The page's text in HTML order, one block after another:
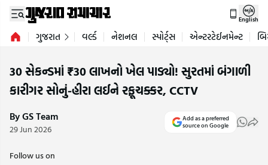
English
ગુજરાત વર્લ્ડ નેશનલ સ્પોર્ટ્સ એન્ટરટેઈનમેન્ટ
30 સેકન્ડમાં ₹30 લાખનો ખેલ પાડ્યો! સુરતમાં બંગાળી
કારીગર સોનું-હીરા લઈને રફૂચક્કર, CCTV
By GS Team
29 Jun 2026
Add as a preferred
source on Google
Follow us on